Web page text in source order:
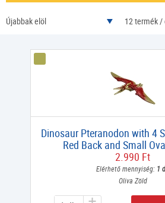
Újabbak elöl 12 termék /
Dinosaur Pteranodon with 4
Red Back and Small
2.990 Ft
Elérhető mennyiség: 1
Oliva Zöld